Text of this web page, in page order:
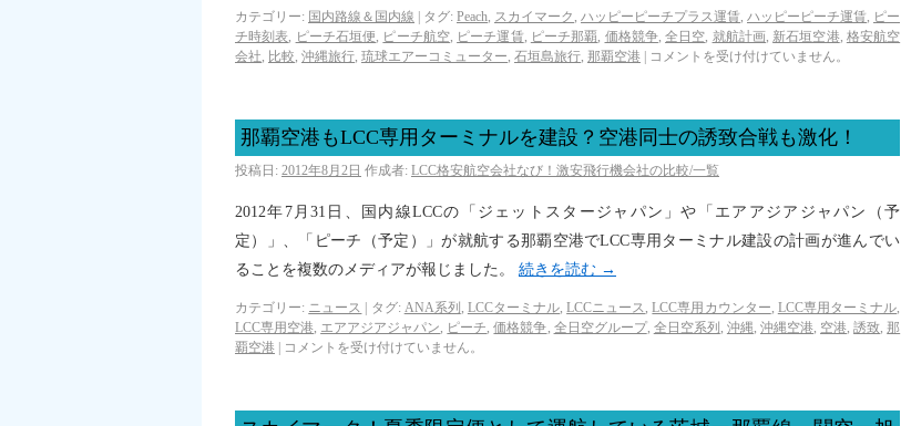
カテゴリー: 国内路線＆国内線 タグ: Peach, スカイマーク , ハッピーピーチプラス運賃, ハッピーピーチ運賃, ピー
チ時刻表, ピーチ石垣便, ピーチ航空, ピーチ運賃, ピーチ那覇, 価格競争,全日空, 就航計画, 新石垣空港, 格安航空
会社, 比較, 沖縄旅行, 琉球エアーコミューター, 石垣島旅行, 那覇空港 コメントを受け付けていません。
那覇空港もLCC専用ターミナルを建設？空港同士の誘致合戦も激化！
投稿日: 2012年8月2日 作成者: LCC格安航空会社なび！激安飛行機会社の比較/一覧
2012年7月31日、国内線LCCの「ジェットスタージャパン」や「エアアジアジャパン（予
定）」、「ピーチ（予定）」が就航する那覇空港でLCC専用ターミナル建設の計画が進んでい
ることを複数のメディアが報じました。 続きを読む →
カテゴリー: ニュース タグ: ANA系列 , LCCターミナル,LCCニュース,LCC専用カウンター, LCC専用ターミナル,
LCC専用空港, エアアジアジャパン, ピーチ,価格競争, 全日空グループ, 全日空系列 , 沖縄, 沖縄空港, 空港,誘致,那
覇空港
コメントを受け付けていません。